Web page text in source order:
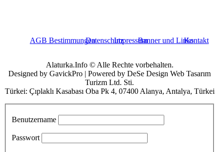
AGB BestimmungenDatenschutzImpressumBanner und LinksKontakt
Alaturka.Info © Alle Rechte vorbehalten.
Designed by GavickPro | Powered by DeSe Design Web Tasarım
Turizm Ltd. Sti.
Türkei: Çıplaklı Kasabası Oba Pk 4, 07400 Alanya, Antalya, Türkei
Benutzername
Passwort